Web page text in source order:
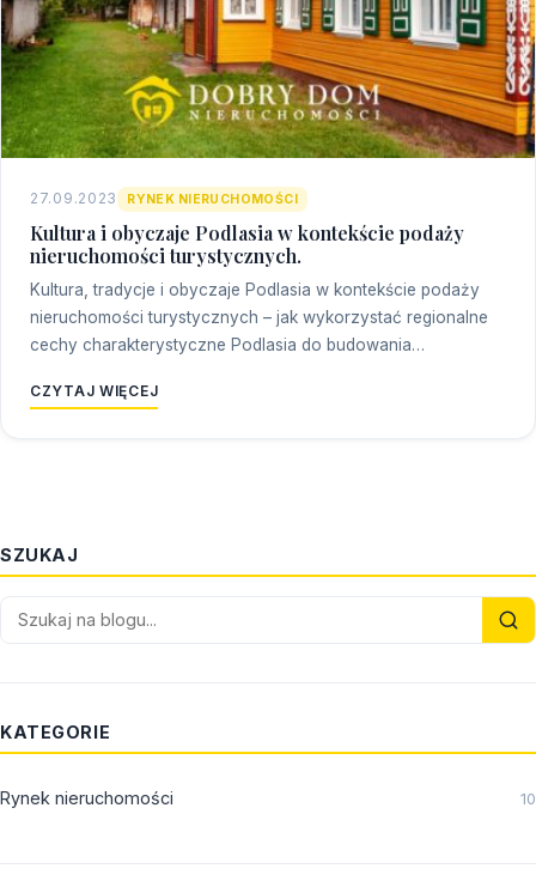
27.09.2023 RYNEK NIERUCHOMOŚCI
Kultura i obyczaje Podlasia w kontekście podaży
nieruchomości turystycznych.
Kultura, tradycje i obyczaje Podlasia w kontekście podaży
nieruchomości turystycznych – jak wykorzystać regionalne
cechy charakterystyczne Podlasia do budowania…
CZYTAJ WIĘCEJ
SZUKAJ
KATEGORIE
Rynek nieruchomości 10